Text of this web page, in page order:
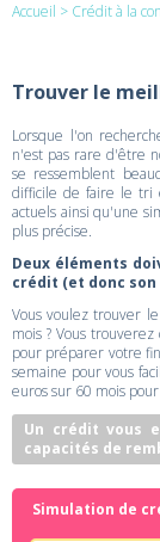
Accueil > Crédit à la
Trouver le
Lorsque l'on
n'est pas rare d'être
se ressemblent
difficile de faire le tri
actuels ainsi qu'une
plus précise.
Deux éléments
crédit (et donc
Vous voulez trouver
mois ? Vous
pour préparer votre
semaine pour vous
euros sur 60 mois
Un crédit vous
capacités de
Simulation de